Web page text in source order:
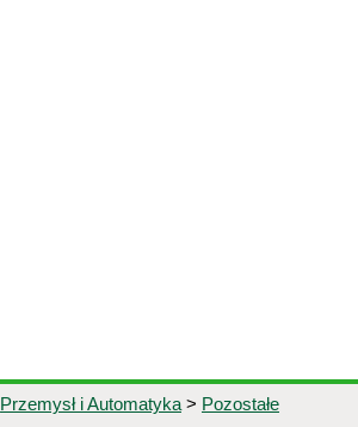
Przemysł i Automatyka > Pozostałe